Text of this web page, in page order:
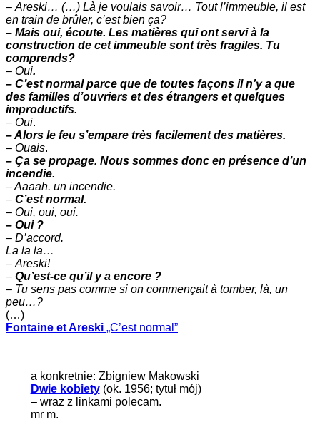
– Areski… (…) Là je voulais savoir… Tout l’immeuble, il est
en train de brûler, c’est bien ça?
– Mais oui, écoute. Les matières qui ont servi à la
construction de cet immeuble sont très fragiles. Tu
comprends?
– Oui.
– C’est normal parce que de toutes façons il n’y a que
des familles d’ouvriers et des étrangers et quelques
improductifs.
– Oui.
– Alors le feu s’empare très facilement des matières.
– Ouais.
– Ça se propage. Nous sommes donc en présence d’un
incendie.
– Aaaah. un incendie.
– C’est normal.
– Oui, oui, oui.
– Oui ?
– D’accord.
La la la…
– Areski!
– Qu’est-ce qu’il y a encore ?
– Tu sens pas comme si on commençait à tomber, là, un
peu…?
(…)
Fontaine et Areski „C’est normal”
a konkretnie: Zbigniew Makowski
Dwie kobiety(ok. 1956; tytuł mój)
– wraz z linkami polecam.
mr m.